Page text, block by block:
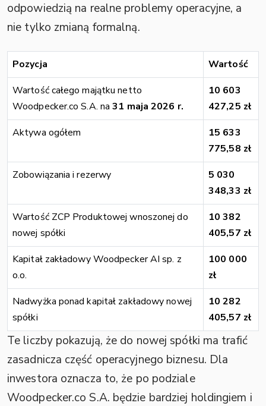
odpowiedzią na realne problemy operacyjne, a
nie tylko zmianą formalną.
Pozycja
Wartość
Wartość całego majątku netto
Woodpecker.co S.A. na31 maja 2026 r.
10 603
427,25 zł
Aktywa ogółem
15 633
775,58 zł
Zobowiązania i rezerwy
5 030
348,33 zł
Wartość ZCP Produktowej wnoszonej do
nowej spółki
10 382
405,57 zł
Kapitał zakładowy Woodpecker AI sp. z
o.o.
100 000
zł
Nadwyżka ponad kapitał zakładowy nowej
spółki
10 282
405,57 zł
Te liczby pokazują, że do nowej spółki ma trafić
zasadnicza część operacyjnego biznesu. Dla
inwestora oznacza to, że po podziale
Woodpecker.co S.A. będzie bardziej holdingiem i